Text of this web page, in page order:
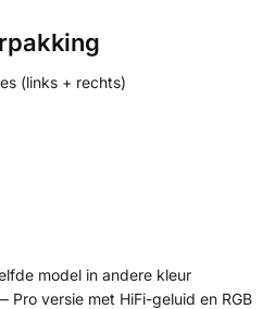
(links + rechts)
model in andere kleur
Pro versie met HiFi-geluid en RGB